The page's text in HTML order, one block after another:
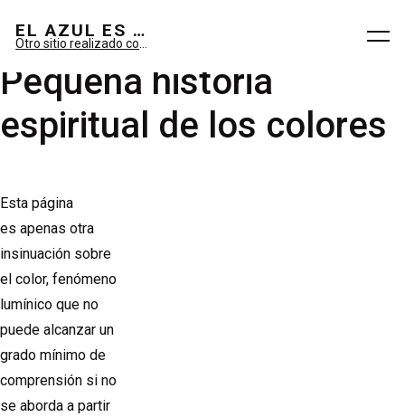
EL AZUL ES SUEÑO; EL VERDE ES IMAGINARIO
Pequeña historia
espiritual de los colores
Esta página
es apenas otra
insinuación sobre
el color, fenómeno
lumínico que no
puede alcanzar un
grado mínimo de
comprensión si no
se aborda a partir